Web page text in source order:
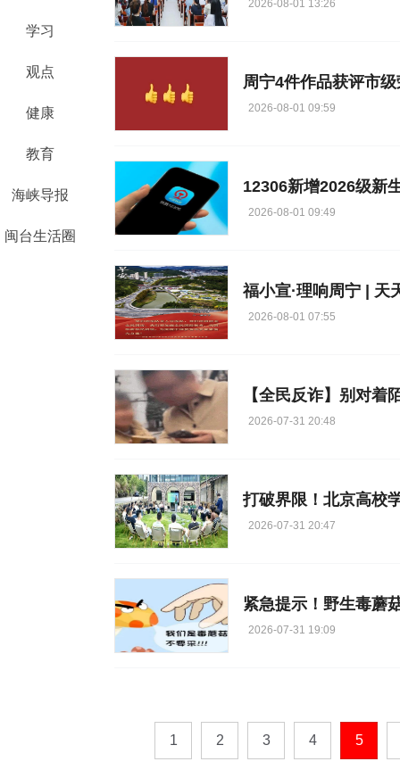
学习
观点
健康
教育
海峡导报
闽台生活圈
2026-08-01 13:26
周宁4件作品获评市
2026-08-01 09:59
12306新增2026级新
2026-08-01 09:49
福小宣·理响周宁 | 天
2026-08-01 07:55
【全民反诈】别对
2026-07-31 20:48
打破界限！北京高校
2026-07-31 20:47
紧急提示！野生毒蘑
2026-07-31 19:09
1 2 3 4 5